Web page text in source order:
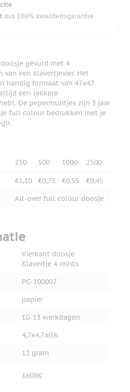
dus 100% kwaliteitsgarantie
gevuld met 4
van een klavertjevier. Het
handig formaat van 47x47
een lekkere
De pepermuntjes zijn 3 jaar
full colour bedrukken met je
250 500 1000 2500
€1,10 €0,75 €0,55
€0,45
All-over full colour doosje
Vierkant doosje
Klavertje 4 mints
PC-100007
papier
10-13 werkdagen
4,7x4,7x0,6
12 gram
1608K